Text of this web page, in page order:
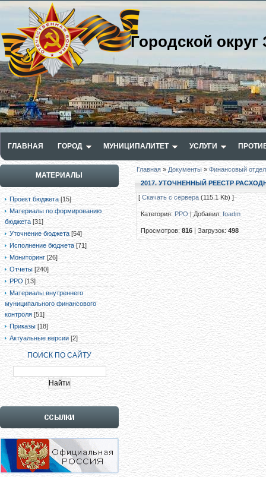
Городской
ГЛАВНАЯ ГОРОД МУНИЦИПАЛИТЕТ УСЛУГИ
МАТЕРИАЛЫ
Проект бюджета [15]
Материалы по формированию
бюджета [31]
Уточнение бюджета [54]
Исполнение бюджета [71]
Мониторинг [26]
Отчеты [240]
РРО [13]
Материалы внутреннего
муниципального финансового
контроля [51]
Приказы [18]
Актуальные версии [2]
ПОИСК ПО САЙТУ
Главная» Документы »Финансовый отдел
2017. УТОЧНЕННЫЙ РЕЕСТР
[Скачать с сервера (115.1 Kb) ]
Категория: РРО|Добавил: foadm
Просмотров:816 |Загрузок:498